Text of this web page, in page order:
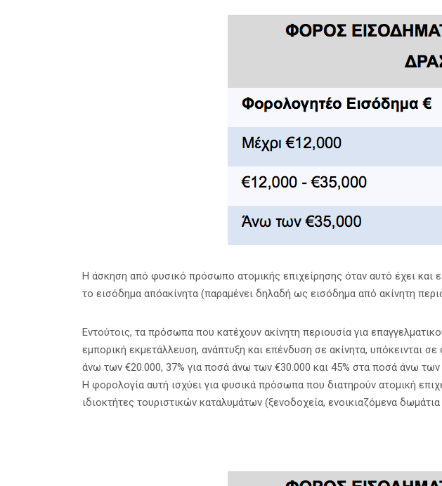
H άσκηση από φυσικό πρόσωπο ατομικής επιχείρησης όταν αυτό έχει και
το εισόδημα απόακίνητα (παραμένει δηλαδή ως εισόδημα από ακίνητη
Εντούτοις, τα πρόσωπα που κατέχουν ακίνητη περιουσία για
εμπορική εκμετάλλευση, ανάπτυξη και επένδυση σε ακίνητα, υπόκεινται
άνω των €20.000, 37% για ποσά άνω των €30.000 και 45% στα ποσά άνω των
Η φορολογία αυτή ισχύει για φυσικά πρόσωπα που διατηρούν ατομική
ιδιοκτήτες τουριστικών καταλυμάτων (ξενοδοχεία, ενοικιαζόμενα